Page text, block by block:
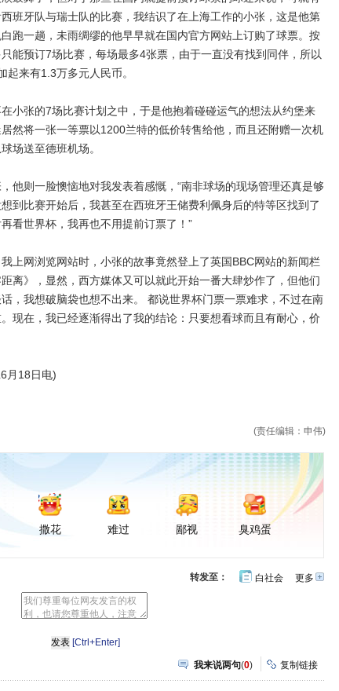
班牙队与瑞士队的比赛，我结识了在上海工作的小张，这是他第
跑一趟，未雨绸缪的他早早就在国内官方网站上订购了球票。按
能预订7场比赛，每场最多4张票，由于一直没有找到同伴，所以
来有1.3万多元人民币。
张的7场比赛计划之中，于是他抱着碰碰运气的想法从约堡来
然将一张一等票以1200兰特的低价转售给他，而且还附赠一次机
场送至德班机场。
则一脸懊恼地对我发表着感慨，“南非球场的现场管理还真是够
到比赛开始后，我甚至在西班牙王储费利佩身后的特等区找到了
看世界杯，我再也不用提前订票了！”
网浏览网站时，小张的故事竟然登上了英国BBC网站的新闻栏
离》，显然，西方媒体又可以就此开始一番大肆炒作了，但他们
，我想破脑袋也想不出来。 都说世界杯门票一票难求，不过在南
现在，我已经逐渐得出了我的结论：只要想看球而且有耐心，价
18日电)
(责任编辑：申伟)
撒花 难过 鄙视 臭鸡蛋
更多开
转发至： 白社会
[Ctrl+Enter]
我来说两句(0) 复制链接